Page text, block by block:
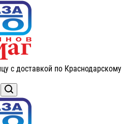
с доставкой по Краснодарскому